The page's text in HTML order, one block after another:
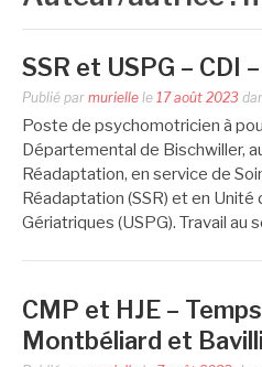
SSR et USPG – CDI
Publié par murielle le 17 août 2023
Poste de psychomotricien à
Départemental de Bischwiller,
Réadaptation, en service de
Réadaptation (SSR) et en Unité
Gériatriques (USPG). Travail au
CMP et HJE –
Montbéliard et